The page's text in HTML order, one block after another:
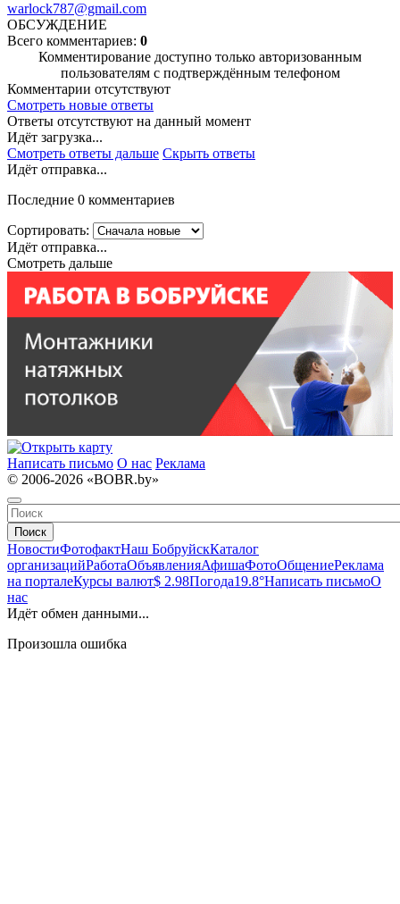
warlock787@gmail.com
ОБСУЖДЕНИЕ
Всего комментариев: 0
Комментирование доступно только авторизованным
пользователям с подтверждённым телефоном
Комментарии отсутствуют
Смотреть новые ответы
Ответы отсутствуют на данный момент
Идёт загрузка...
Смотреть ответы дальше Скрыть ответы
Идёт отправка...
Последние 0 комментариев
Сортировать:
Идёт отправка...
Смотреть дальше
Написать письмо О нас Реклама
© 2006-2026 «BOBR.by»
Поиск
НовостиФотофактНаш БобруйскКаталог
организацийРаботаОбъявленияАфишаФотоОбщениеРеклама
на порталеКурсы валют$ 2.98Погода19.8°Написать письмоО
нас
Идёт обмен данными...
Произошла ошибка